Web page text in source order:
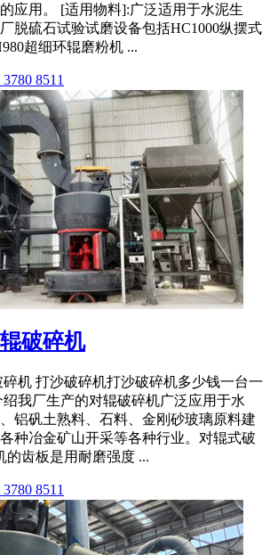
应用。 [适用物料]:广泛适用于水泥生
脱硫石试验试磨设备包括HC1000纵摆式
超细环辊磨粉机 ...
8511
破碎机
机 打沙破碎机打沙破碎机多少钱一台一
我厂生产的对辊破碎机广泛应用于水
铝矾土熟料、石料、金刚砂玻璃原料建
种冶金矿山开采等各种行业。对辊式破
的齿板是用耐磨强度 ...
8511